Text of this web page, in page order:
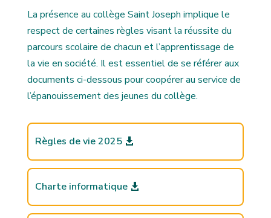
La présence au collège Saint Joseph implique le
respect de certaines règles visant la réussite du
parcours scolaire de chacun et l’apprentissage de
la vie en société. Il est essentiel de se référer aux
documents ci-dessous pour coopérer au service de
l’épanouissement des jeunes du collège.
Règles de vie 2025
Charte informatique